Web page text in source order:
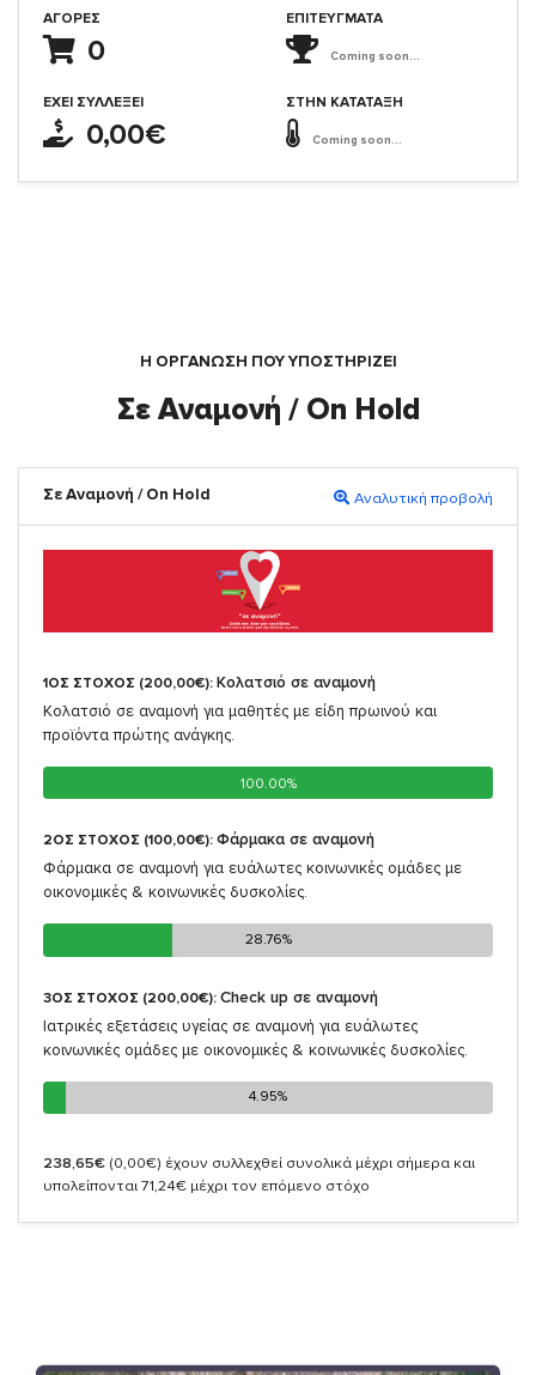
ΑΓΟΡΈΣ
0
ΈΧΕΙ ΣΥΛΛΈΞΕΙ
0,00€
ΕΠΙΤΕΎΓΜΑΤΑ
Coming soon...
ΣΤΗΝ ΚΑΤΆΤΑΞΗ
Coming soon...
Η ΟΡΓΆΝΩΣΗ ΠΟΥ ΥΠΟΣΤΗΡΙΖΕΙ
Σε Αναμονή / On Hold
Σε Αναμονή / On Hold Αναλυτική προβολή
1ΟΣ ΣΤΟΧΟΣ (200,00€): Κολατσιό σε αναμονή
Κολατσιό σε αναμονή για μαθητές με είδη πρωινού και
προϊόντα πρώτης ανάγκης.
100.00%
100.00%
2ΟΣ ΣΤΟΧΟΣ (100,00€): Φάρμακα σε αναμονή
Φάρμακα σε αναμονή για ευάλωτες κοινωνικές ομάδες με
οικονομικές & κοινωνικές δυσκολίες.
28.76%
28.76%
3ΟΣ ΣΤΟΧΟΣ (200,00€): Check up σε αναμονή
Ιατρικές εξετάσεις υγείας σε αναμονή για ευάλωτες
κοινωνικές ομάδες με οικονομικές & κοινωνικές δυσκολίες.
4.95%
4.95%
238,65€ (0,00€) έχουν συλλεχθεί συνολικά μέχρι σήμερα και
υπολείπονται 71,24€ μέχρι τον επόμενο στόχο